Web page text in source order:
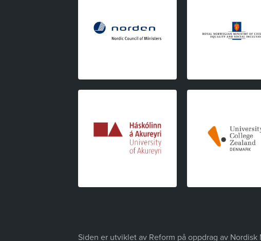
Siden er utviklet av Reform på oppdrag av